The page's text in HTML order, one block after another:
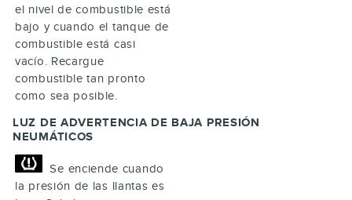
el nivel de combustible está
bajo y cuando el tanque de
combustible está casi
vacío. Recargue
combustible tan pronto
como sea posible.
LUZ DE ADVERTENCIA DE BAJA PRESIÓN
NEUMÁTICOS
Se enciende cuando
la presión de las llantas es